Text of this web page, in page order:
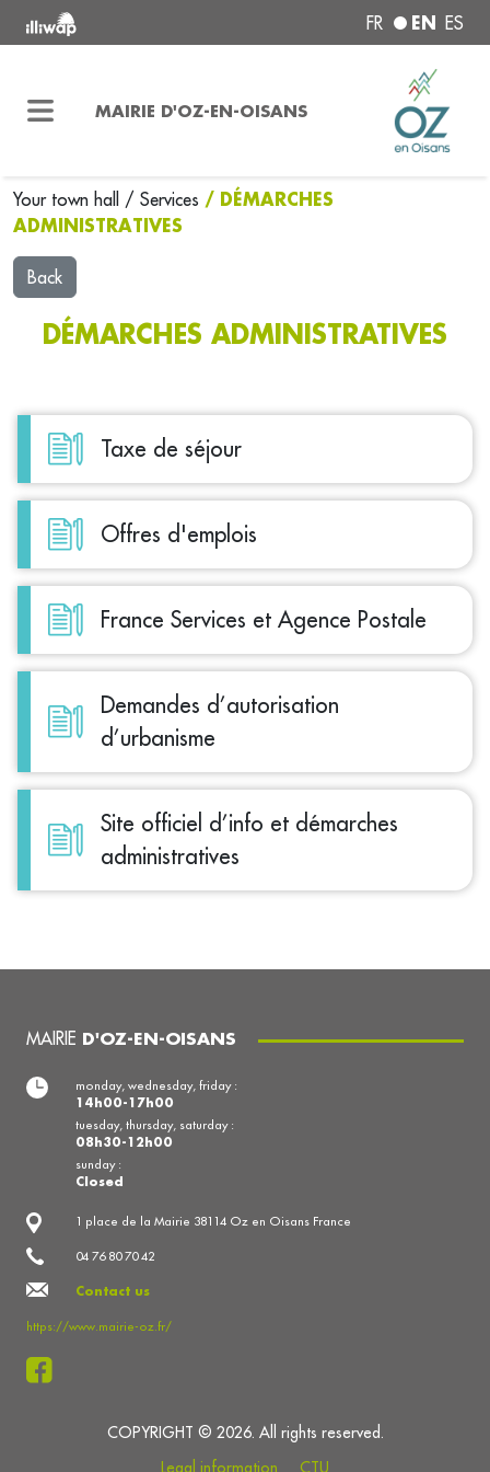
FR EN ES
MAIRIE D'OZ-EN-OISANS
Your town hall / Services / DÉMARCHES
ADMINISTRATIVES
Back
DÉMARCHES ADMINISTRATIVES
Taxe de séjour
Offres d'emplois
France Services et Agence Postale
Demandes d’autorisation
d’urbanisme
Site officiel d’info et démarches
administratives
MAIRIE D'OZ-EN-OISANS
1 place de la Mairie 38114 Oz en Oisans France
04 76 80 70 42
Contact us
https://www.mairie-oz.fr/
monday, wednesday, friday :
14h00-17h00
tuesday, thursday, saturday :
08h30-12h00
sunday :
Closed
COPYRIGHT © 2026. All rights reserved.
Legal information
CTU